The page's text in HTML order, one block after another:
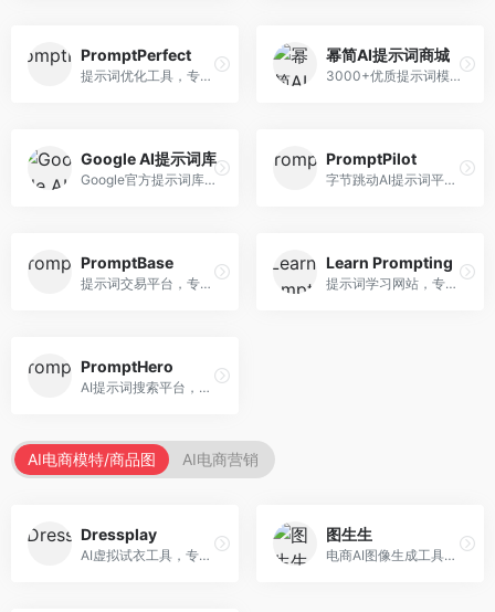
PromptPerfect
提示词优化工具，专注于提示词质量提升。面向AI用户，提供提示词优化、效果测试、版本对比等服务，提示词优化专业。
幂简AI提示词商城
3000+优质提示词模板平台，专注于中文提示词。面向中文AI用户，提供提示词模板、分类检索、一键使用等服务，中文提示词丰富。
Google AI提示词库
Google官方提示词库，专注于Gemini模型优化。面向开发者，提供官方提示词指南、最佳实践、示例代码等资源，权威性强。
PromptPilot
字节跳动AI提示词平台，专注于提示词优化与管理。面向AI用户，提供提示词优化、效果测试、团队协作等服务，企业级功能完善。
PromptBase
提示词交易平台，专注于高质量提示词买卖。面向AI创作者，提供提示词交易、模板购买、创作者收益等服务，提示词质量高。
Learn Prompting
提示词学习网站，专注于提示词工程教育。面向AI学习者，提供提示词教程、最佳实践、案例研究等资源，教学内容系统。
PromptHero
AI提示词搜索平台，整合多种AI工具提示词资源。面向AI创作者，提供提示词搜索、模板库、社区分享等服务，提示词资源丰富。
AI电商模特/商品图 AI电商营销
Dressplay
AI虚拟试衣工具，专注于服装电商体验。面向服装电商，提供虚拟试穿、尺码推荐、穿搭建议等服务，试衣体验真实。
图生生
电商AI图像生成工具，专注于商品图创作。面向电商卖家，提供商品图生成、背景替换、批量处理等服务，商品图质量高。